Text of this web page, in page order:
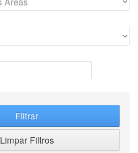
Filtrar
Limpar Filtros